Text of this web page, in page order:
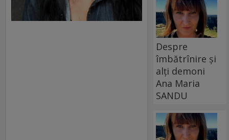
Despre
îmbătrînire și
alți demoni
Ana Maria
SANDU